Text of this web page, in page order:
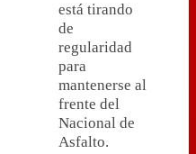
está tirando
de
regularidad
para
mantenerse al
frente del
Nacional de
Asfalto.